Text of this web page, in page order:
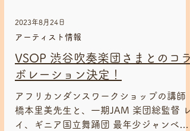
2023年8月24日
アーティスト情報
VSOP 渋谷吹奏楽団さまとのコラ
ボレーション決定！
アフリカンダンスワークショップの講師